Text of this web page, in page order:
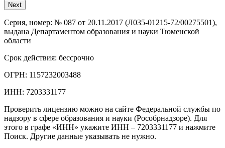
Next
Серия, номер: № 087 от 20.11.2017 (Л035-01215-72/00275501),
выдана Департаментом образования и науки Тюменской
области
Срок действия: бессрочно
ОГРН: 1157232003488
ИНН: 7203331177
Проверить лицензию можно на сайте Федеральной службы по
надзору в сфере образования и науки (Рособрнадзоре). Для
этого в графе «ИНН» укажите ИНН – 7203331177 и нажмите
Поиск. Другие данные указывать не нужно.